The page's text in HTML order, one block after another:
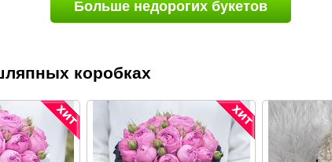
Больше недорогих букетов
коробках